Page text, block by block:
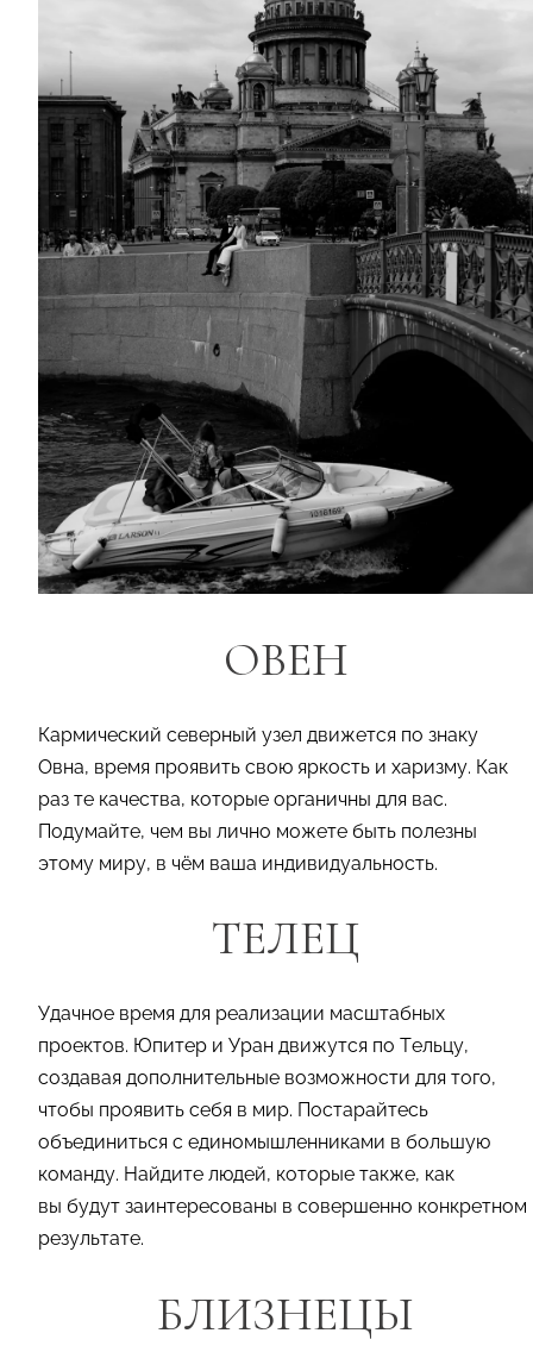
ОВЕН
Кармический северный узел движется по знаку
Овна, время проявить свою яркость и харизму. Как
раз те качества, которые органичны для вас.
Подумайте, чем вы лично можете быть полезны
этому миру, в чём ваша индивидуальность.
ТЕЛЕЦ
Удачное время для реализации масштабных
проектов. Юпитер и Уран движутся по Тельцу,
создавая дополнительные возможности для того,
чтобы проявить себя в мир. Постарайтесь
объединиться с единомышленниками в большую
команду. Найдите людей, которые также, как
вы будут заинтересованы в совершенно конкретном
результате.
БЛИЗНЕЦЫ